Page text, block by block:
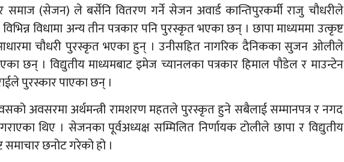
समाज (सेजन) ले बर्सेनि वितरण गर्ने सेजन अवार्ड कान्तिपुरकर्मी राजु चौधरीले
विधामा अन्य तीन पत्रकार पनि पुरस्कृत भएका छन् । छापा माध्यममा उत्कृष्ट
चौधरी पुरस्कृत भएका हुन् । उनीसहित नागरिक दैनिकका सुजन ओलीले
छन् । विद्युतीय माध्यमबाट इमेज च्यानलका पत्रकार हिमाल पौडेल र माउन्टेन
पुरस्कार पाएका छन् ।
अवसरमा अर्थमन्त्री रामशरण महतले पुरस्कृत हुने सबैलाई सम्मानपत्र र नगद
थिए । सेजनका पूर्वअध्यक्ष सम्मिलित निर्णायक टोलीले छापा र विद्युतीय
समाचार छनोट गरेको हो ।